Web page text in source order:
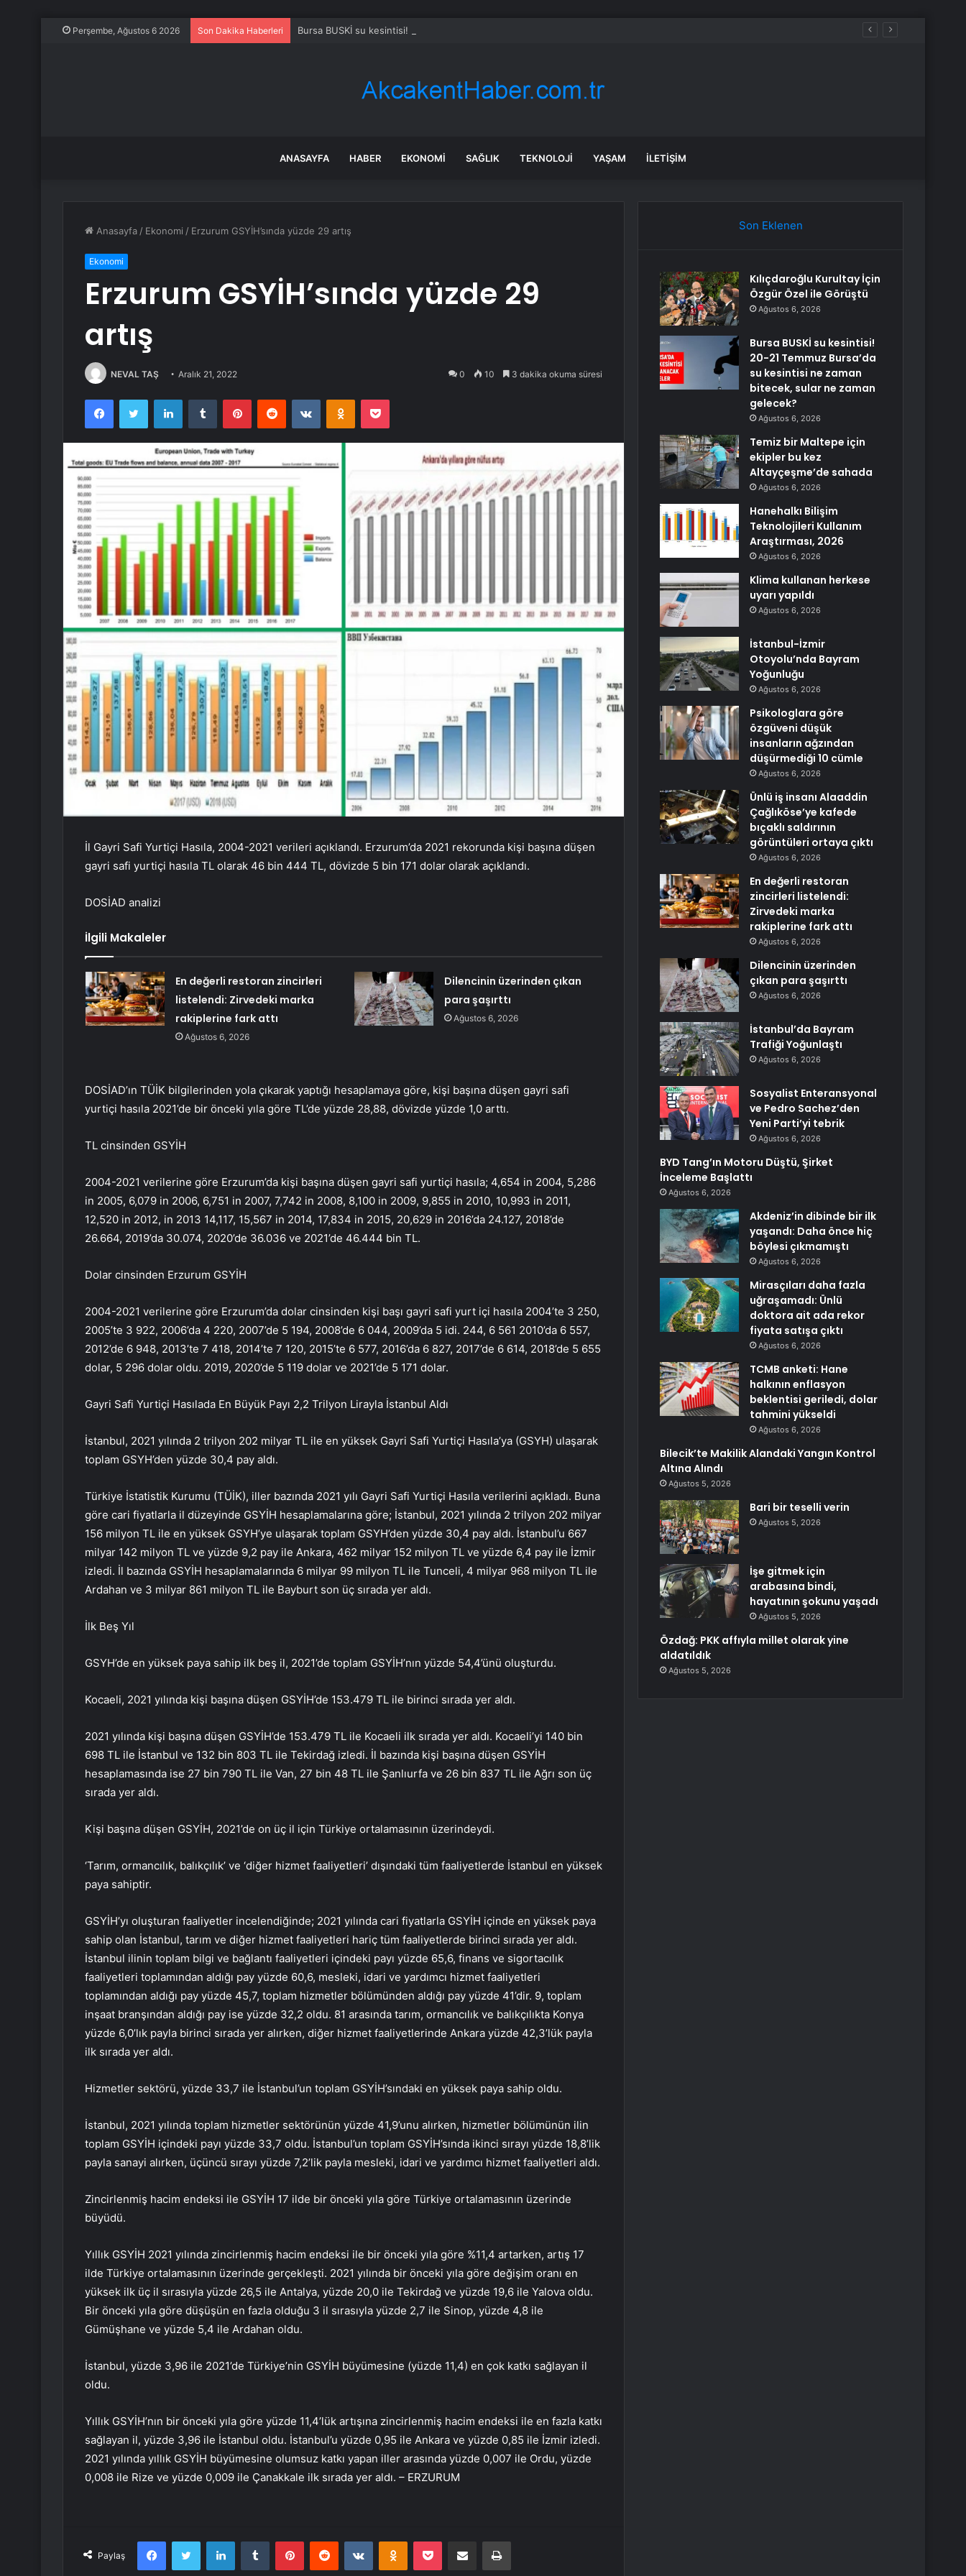
Perşembe, Ağustos 6 2026 Son Dakika Haberleri Bursa BUSKİ su kesintisi! 20-21 Temmuz Bursa’da su kesintisi ne zaman bitecek, sular ne zaman gelecek?
ANASAYFA HABER EKONOMI SAĞLIK TEKNOLOJI YAŞAM İLETIŞIM
Anasayfa / Ekonomi / Erzurum GSYİH’sında yüzde 29 artış
Ekonomi
Erzurum GSYİH’sında yüzde 29
artış
NEVAL TAŞ Aralık 21, 2022 0 10 3 dakika okuma süresi
FacebookTwitter LinkedInTumblr PinterestReddit VKontakteOdnoklassniki
Pocket
İl Gayri Safi Yurtiçi Hasıla, 2004-2021 verileri açıklandı. Erzurum’da 2021 rekorunda kişi başına düşen
gayri safi yurtiçi hasıla TL olarak 46 bin 444 TL, dövizde 5 bin 171 dolar olarak açıklandı.
DOSİAD analizi
İlgili Makaleler
En değerli restoran zincirleri
listelendi: Zirvedeki marka
rakiplerine fark attı
Ağustos 6, 2026
Dilencinin üzerinden çıkan
para şaşırttı
Ağustos 6, 2026
DOSİAD’ın TÜİK bilgilerinden yola çıkarak yaptığı hesaplamaya göre, kişi başına düşen gayri safi
yurtiçi hasıla 2021’de bir önceki yıla göre TL’de yüzde 28,88, dövizde yüzde 1,0 arttı.
TL cinsinden GSYİH
2004-2021 verilerine göre Erzurum’da kişi başına düşen gayri safi yurtiçi hasıla; 4,654 in 2004, 5,286
in 2005, 6,079 in 2006, 6,751 in 2007, 7,742 in 2008, 8,100 in 2009, 9,855 in 2010, 10,993 in 2011,
12,520 in 2012, in 2013 14,117, 15,567 in 2014, 17,834 in 2015, 20,629 in 2016’da 24.127, 2018’de
26.664, 2019’da 30.074, 2020’de 36.036 ve 2021’de 46.444 bin TL.
Dolar cinsinden Erzurum GSYİH
2004-2021 verilerine göre Erzurum’da dolar cinsinden kişi başı gayri safi yurt içi hasıla 2004’te 3 250,
2005’te 3 922, 2006’da 4 220, 2007’de 5 194, 2008’de 6 044, 2009’da 5 idi. 244, 6 561 2010’da 6 557,
2012’de 6 948, 2013’te 7 418, 2014’te 7 120, 2015’te 6 577, 2016’da 6 827, 2017’de 6 614, 2018’de 5 655
dolar, 5 296 dolar oldu. 2019, 2020’de 5 119 dolar ve 2021’de 5 171 dolar.
Gayri Safi Yurtiçi Hasılada En Büyük Payı 2,2 Trilyon Lirayla İstanbul Aldı
İstanbul, 2021 yılında 2 trilyon 202 milyar TL ile en yüksek Gayri Safi Yurtiçi Hasıla’ya (GSYH) ulaşarak
toplam GSYH’den yüzde 30,4 pay aldı.
Türkiye İstatistik Kurumu (TÜİK), iller bazında 2021 yılı Gayri Safi Yurtiçi Hasıla verilerini açıkladı. Buna
göre cari fiyatlarla il düzeyinde GSYİH hesaplamalarına göre; İstanbul, 2021 yılında 2 trilyon 202 milyar
156 milyon TL ile en yüksek GSYH’ye ulaşarak toplam GSYH’den yüzde 30,4 pay aldı. İstanbul’u 667
milyar 142 milyon TL ve yüzde 9,2 pay ile Ankara, 462 milyar 152 milyon TL ve yüzde 6,4 pay ile İzmir
izledi. İl bazında GSYİH hesaplamalarında 6 milyar 99 milyon TL ile Tunceli, 4 milyar 968 milyon TL ile
Ardahan ve 3 milyar 861 milyon TL ile Bayburt son üç sırada yer aldı.
İlk Beş Yıl
GSYH’de en yüksek paya sahip ilk beş il, 2021’de toplam GSYİH’nın yüzde 54,4’ünü oluşturdu.
Kocaeli, 2021 yılında kişi başına düşen GSYİH’de 153.479 TL ile birinci sırada yer aldı.
2021 yılında kişi başına düşen GSYİH’de 153.479 TL ile Kocaeli ilk sırada yer aldı. Kocaeli’yi 140 bin
698 TL ile İstanbul ve 132 bin 803 TL ile Tekirdağ izledi. İl bazında kişi başına düşen GSYİH
hesaplamasında ise 27 bin 790 TL ile Van, 27 bin 48 TL ile Şanlıurfa ve 26 bin 837 TL ile Ağrı son üç
sırada yer aldı.
Kişi başına düşen GSYİH, 2021’de on üç il için Türkiye ortalamasının üzerindeydi.
‘Tarım, ormancılık, balıkçılık’ ve ‘diğer hizmet faaliyetleri’ dışındaki tüm faaliyetlerde İstanbul en yüksek
paya sahiptir.
GSYİH’yı oluşturan faaliyetler incelendiğinde; 2021 yılında cari fiyatlarla GSYİH içinde en yüksek paya
sahip olan İstanbul, tarım ve diğer hizmet faaliyetleri hariç tüm faaliyetlerde birinci sırada yer aldı.
İstanbul ilinin toplam bilgi ve bağlantı faaliyetleri içindeki payı yüzde 65,6, finans ve sigortacılık
faaliyetleri toplamından aldığı pay yüzde 60,6, mesleki, idari ve yardımcı hizmet faaliyetleri
toplamından aldığı pay yüzde 45,7, toplam hizmetler bölümünden aldığı pay yüzde 41’dir. 9, toplam
inşaat branşından aldığı pay ise yüzde 32,2 oldu. 81 arasında tarım, ormancılık ve balıkçılıkta Konya
yüzde 6,0’lık payla birinci sırada yer alırken, diğer hizmet faaliyetlerinde Ankara yüzde 42,3’lük payla
ilk sırada yer aldı.
Hizmetler sektörü, yüzde 33,7 ile İstanbul’un toplam GSYİH’sındaki en yüksek paya sahip oldu.
İstanbul, 2021 yılında toplam hizmetler sektörünün yüzde 41,9’unu alırken, hizmetler bölümünün ilin
toplam GSYİH içindeki payı yüzde 33,7 oldu. İstanbul’un toplam GSYİH’sında ikinci sırayı yüzde 18,8’lik
payla sanayi alırken, üçüncü sırayı yüzde 7,2’lik payla mesleki, idari ve yardımcı hizmet faaliyetleri aldı.
Zincirlenmiş hacim endeksi ile GSYİH 17 ilde bir önceki yıla göre Türkiye ortalamasının üzerinde
büyüdü.
Yıllık GSYİH 2021 yılında zincirlenmiş hacim endeksi ile bir önceki yıla göre %11,4 artarken, artış 17
ilde Türkiye ortalamasının üzerinde gerçekleşti. 2021 yılında bir önceki yıla göre değişim oranı en
yüksek ilk üç il sırasıyla yüzde 26,5 ile Antalya, yüzde 20,0 ile Tekirdağ ve yüzde 19,6 ile Yalova oldu.
Bir önceki yıla göre düşüşün en fazla olduğu 3 il sırasıyla yüzde 2,7 ile Sinop, yüzde 4,8 ile
Gümüşhane ve yüzde 5,4 ile Ardahan oldu.
İstanbul, yüzde 3,96 ile 2021’de Türkiye’nin GSYİH büyümesine (yüzde 11,4) en çok katkı sağlayan il
oldu.
Yıllık GSYİH’nın bir önceki yıla göre yüzde 11,4’lük artışına zincirlenmiş hacim endeksi ile en fazla katkı
sağlayan il, yüzde 3,96 ile İstanbul oldu. İstanbul’u yüzde 0,95 ile Ankara ve yüzde 0,85 ile İzmir izledi.
2021 yılında yıllık GSYİH büyümesine olumsuz katkı yapan iller arasında yüzde 0,007 ile Ordu, yüzde
0,008 ile Rize ve yüzde 0,009 ile Çanakkale ilk sırada yer aldı. – ERZURUM
Paylaş
FacebookTwitter LinkedInTumblr PinterestReddit VKontakteOdnoklassniki
Pocket E-Posta ile paylaş Yazdır
Son Eklenen
Kılıçdaroğlu Kurultay İçin
Özgür Özel ile Görüştü
Ağustos 6, 2026
Bursa BUSKİ su kesintisi!
20-21 Temmuz Bursa’da
su kesintisi ne zaman
bitecek, sular ne zaman
gelecek?
Ağustos 6, 2026
Temiz bir Maltepe için
ekipler bu kez
Altayçeşme’de sahada
Ağustos 6, 2026
Hanehalkı Bilişim
Teknolojileri Kullanım
Araştırması, 2026
Ağustos 6, 2026
Klima kullanan herkese
uyarı yapıldı
Ağustos 6, 2026
İstanbul-İzmir
Otoyolu’nda Bayram
Yoğunluğu
Ağustos 6, 2026
Psikologlara göre
özgüveni düşük
insanların ağzından
düşürmediği 10 cümle
Ağustos 6, 2026
Ünlü iş insanı Alaaddin
Çağlıköse’ye kafede
bıçaklı saldırının
görüntüleri ortaya çıktı
Ağustos 6, 2026
En değerli restoran
zincirleri listelendi:
Zirvedeki marka
rakiplerine fark attı
Ağustos 6, 2026
Dilencinin üzerinden
çıkan para şaşırttı
Ağustos 6, 2026
İstanbul’da Bayram
Trafiği Yoğunlaştı
Ağustos 6, 2026
Sosyalist Enteransyonal
ve Pedro Sachez’den
Yeni Parti’yi tebrik
Ağustos 6, 2026
BYD Tang’ın Motoru Düştü, Şirket
İnceleme Başlattı
Ağustos 6, 2026
Akdeniz’in dibinde bir ilk
yaşandı: Daha önce hiç
böylesi çıkmamıştı
Ağustos 6, 2026
Mirasçıları daha fazla
uğraşamadı: Ünlü
doktora ait ada rekor
fiyata satışa çıktı
Ağustos 6, 2026
TCMB anketi: Hane
halkının enflasyon
beklentisi geriledi, dolar
tahmini yükseldi
Ağustos 6, 2026
Bilecik’te Makilik Alandaki Yangın Kontrol
Altına Alındı
Ağustos 5, 2026
Bari bir teselli verin
Ağustos 5, 2026
İşe gitmek için
arabasına bindi,
hayatının şokunu yaşadı
Ağustos 5, 2026
Özdağ: PKK affıyla millet olarak yine
aldatıldık
Ağustos 5, 2026